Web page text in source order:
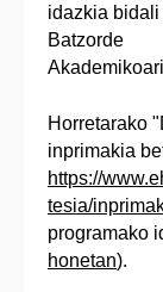
idazkia
Batzorde
Horretarako
inprimakia
https://
tesia/
programako
honetan).